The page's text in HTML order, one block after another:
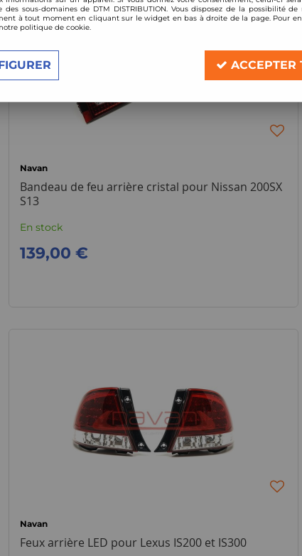
Navan
Bandeau de feu arrière cristal pour Nissan 200SX
S13
En stock
139,00 €
Navan
Feux arrière LED pour Lexus IS200 et IS300
des sous-domaines de DTM DISTRIBUTION. Vous disposez de la possibilité
à tout moment en cliquant sur le widget en bas à droite de la page. Pour en
politique de cookie.
ACCEPTER